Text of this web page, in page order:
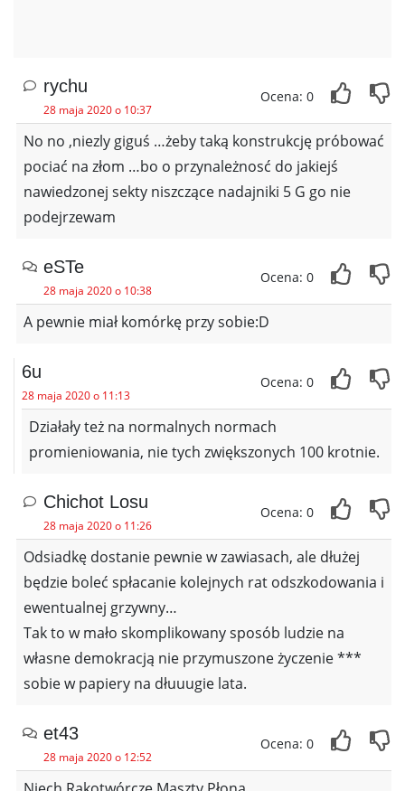
rychu
28 maja 2020 o 10:37
Ocena: 0
No no ,niezly giguś …żeby taką konstrukcję próbować
pociać na złom …bo o przynależnosć do jakiejś
nawiedzonej sekty niszczące nadajniki 5 G go nie
podejrzewam
eSTe
28 maja 2020 o 10:38
Ocena: 0
A pewnie miał komórkę przy sobie:D
6u
28 maja 2020 o 11:13
Ocena: 0
Działały też na normalnych normach
promieniowania, nie tych zwiększonych 100 krotnie.
Chichot Losu
28 maja 2020 o 11:26
Ocena: 0
Odsiadkę dostanie pewnie w zawiasach, ale dłużej
będzie boleć spłacanie kolejnych rat odszkodowania i
ewentualnej grzywny…
Tak to w mało skomplikowany sposób ludzie na
własne demokracją nie przymuszone życzenie ***
sobie w papiery na dłuuugie lata.
et43
28 maja 2020 o 12:52
Ocena: 0